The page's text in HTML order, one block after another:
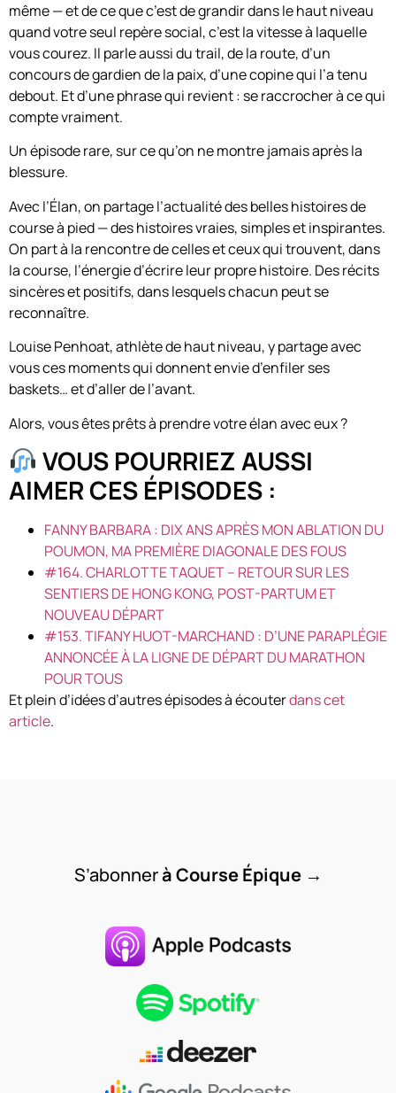
même — et de ce que c’est de grandir dans le haut niveau
quand votre seul repère social, c’est la vitesse à laquelle
vous courez. Il parle aussi du trail, de la route, d’un
concours de gardien de la paix, d’une copine qui l’a tenu
debout. Et d’une phrase qui revient : se raccrocher à ce qui
compte vraiment.
Un épisode rare, sur ce qu’on ne montre jamais après la
blessure.
Avec l’Élan, on partage l’actualité des belles histoires de
course à pied — des histoires vraies, simples et inspirantes.
On part à la rencontre de celles et ceux qui trouvent, dans
la course, l’énergie d’écrire leur propre histoire. Des récits
sincères et positifs, dans lesquels chacun peut se
reconnaître.
Louise Penhoat, athlète de haut niveau, y partage avec
vous ces moments qui donnent envie d’enfiler ses
baskets… et d’aller de l’avant.
Alors, vous êtes prêts à prendre votre élan avec eux ?
VOUS POURRIEZ AUSSI
AIMER CES ÉPISODES :
FANNY BARBARA : DIX ANS APRÈS MON ABLATION DU
POUMON, MA PREMIÈRE DIAGONALE DES FOUS
#164. CHARLOTTE TAQUET – RETOUR SUR LES
SENTIERS DE HONG KONG, POST-PARTUM ET
NOUVEAU DÉPART
#153. TIFANY HUOT-MARCHAND : D’UNE PARAPLÉGIE
ANNONCÉE À LA LIGNE DE DÉPART DU MARATHON
POUR TOUS
Et plein d’idées d’autres épisodes à écouterdans cet
article.
S’abonnerà Course Épique →